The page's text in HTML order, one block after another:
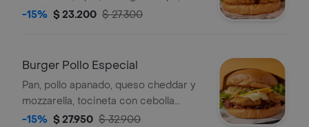
tomate, repollo y salsas. (imagen de
-15% $ 23.200 $ 27.300
Burger Pollo Especial
Pan, pollo apanado, queso cheddar y
mozzarella, tocineta con cebolla
caramelizada, ripio, lechuga crespa,
-15% $ 27.950 $ 32.900